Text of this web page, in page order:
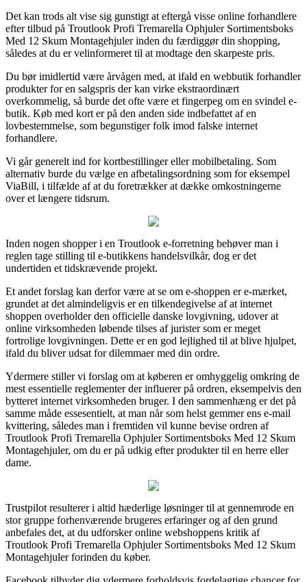
Det kan trods alt vise sig gunstigt at eftergå visse online forhandlere
efter tilbud på Troutlook Profi Tremarella Ophjuler Sortimentsboks
Med 12 Skum Montagehjuler inden du færdiggør din shopping,
således at du er velinformeret til at modtage den skarpeste pris.
Du bør imidlertid være årvågen med, at ifald en webbutik forhandler
produkter for en salgspris der kan virke ekstraordinært
overkommelig, så burde det ofte være et fingerpeg om en svindel e-
butik. Køb med kort er på den anden side indbefattet af en
lovbestemmelse, som begunstiger folk imod falske internet
forhandlere.
Vi går generelt ind for kortbestillinger eller mobilbetaling. Som
alternativ burde du vælge en afbetalingsordning som for eksempel
ViaBill, i tilfælde af at du foretrækker at dække omkostningerne
over et længere tidsrum.
Inden nogen shopper i en Troutlook e-forretning behøver man i
reglen tage stilling til e-butikkens handelsvilkår, dog er det
undertiden et tidskrævende projekt.
Et andet forslag kan derfor være at se om e-shoppen er e-mærket,
grundet at det almindeligvis er en tilkendegivelse af at internet
shoppen overholder den officielle danske lovgivning, udover at
online virksomheden løbende tilses af jurister som er meget
fortrolige lovgivningen. Dette er en god lejlighed til at blive hjulpet,
ifald du bliver udsat for dilemmaer med din ordre.
Ydermere stiller vi forslag om at køberen er omhyggelig omkring de
mest essentielle reglementer der influerer på ordren, eksempelvis den
bytteret internet virksomheden bruger. I den sammenhæng er det på
samme måde essesentielt, at man når som helst gemmer ens e-mail
kvittering, således man i fremtiden vil kunne bevise ordren af
Troutlook Profi Tremarella Ophjuler Sortimentsboks Med 12 Skum
Montagehjuler, om du er på udkig efter produkter til en herre eller
dame.
Trustpilot resulterer i altid hæderlige løsninger til at gennemrode en
stor gruppe forhenværende brugeres erfaringer og af den grund
anbefales det, at du udforsker online webshoppens kritik af
Troutlook Profi Tremarella Ophjuler Sortimentsboks Med 12 Skum
Montagehjuler forinden du køber.